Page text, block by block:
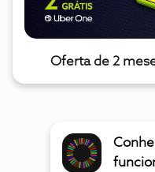
Oferta de 2